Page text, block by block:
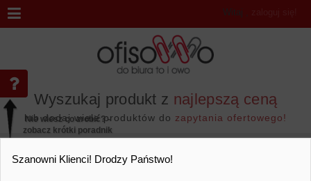
Wyszukaj produkt z najlepszą ceną
lub dodaj wiele produktów do zapytania ofertowego!
Witaj ,
Nie wiesz co zrobić? -
zobacz krótki poradnik
Szanowni Klienci! Drodzy Państwo!